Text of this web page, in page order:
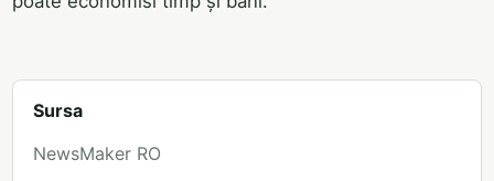
Sursa
NewsMaker RO